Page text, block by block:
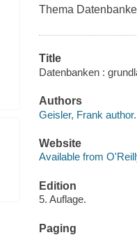
Thema
Title
Datenbanken :
Authors
Geisler, Frank author.
Website
Available from
Edition
5. Auflage.
Paging